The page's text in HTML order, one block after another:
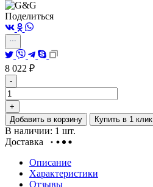
Поделиться
8 022 ₽
-
+
Добавить в корзину
Купить в 1 клик
В наличии: 1 шт.
Доставка
Описание
Характеристики
Отзывы